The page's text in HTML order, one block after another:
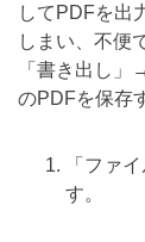
してPDFを出
しまい、不便
「書き出し
のPDFを保存
「ファ
す。